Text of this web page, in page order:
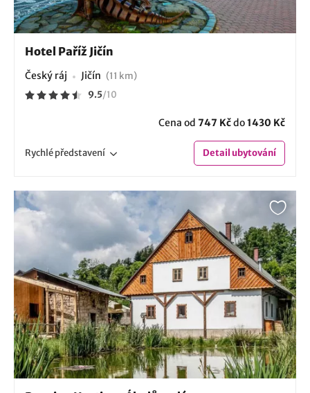
Hotel Paříž Jičín
Český ráj Jičín (11 km)
9.5/10
Cena od 747 Kčdo1430 Kč
Rychlépředstavení Detailubytování